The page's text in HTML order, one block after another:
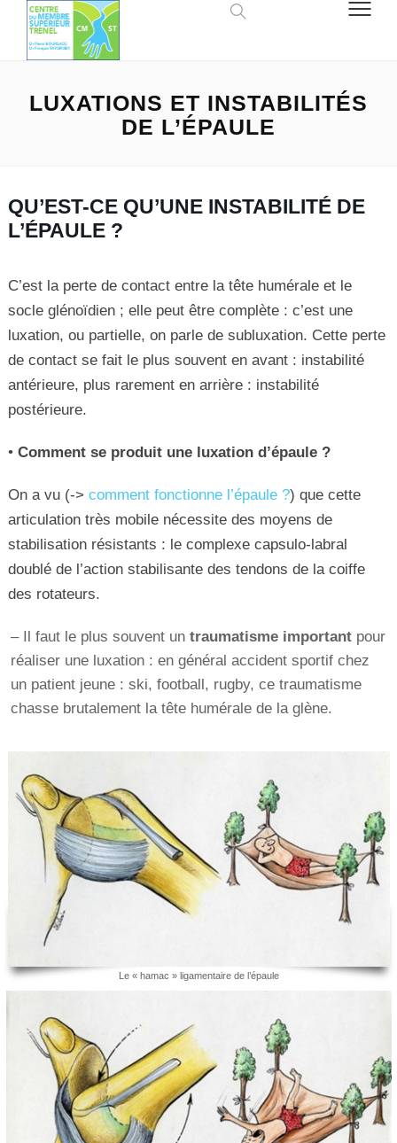
LUXATIONS ET INSTABILITÉS
DE L’ÉPAULE
QU’EST-CE QU’UNE INSTABILITÉ DE
L’ÉPAULE ?
C’est la perte de contact entre la tête humérale et le
socle glénoïdien ; elle peut être complète : c’est une
luxation, ou partielle, on parle de subluxation. Cette perte
de contact se fait le plus souvent en avant : instabilité
antérieure, plus rarement en arrière : instabilité
postérieure.
•Comment se produit une luxation d’épaule ?
On a vu (->comment fonctionne l’épaule ?) que cette
articulation très mobile nécessite des moyens de
stabilisation résistants : le complexe capsulo-labral
doublé de l’action stabilisante des tendons de la coiffe
des rotateurs.
– Il faut le plus souvent untraumatisme important pour
réaliser une luxation : en général accident sportif chez
un patient jeune : ski, football, rugby, ce traumatisme
chasse brutalement la tête humérale de la glène.
Le « hamac » ligamentaire de l’épaule